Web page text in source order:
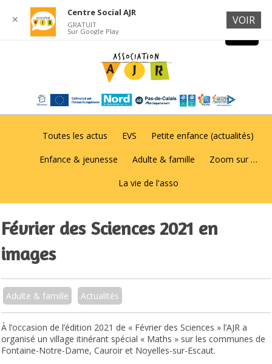
Toutes les actus EVS Petite enfance (actualités)
Enfance & jeunesse Adulte & famille Zoom sur …
La vie de l'asso
Février des Sciences 2021 en
images
Adulte & famille Actualités
À l’occasion de l’édition 2021 de « Février des Sciences » l’AJR a
organisé un village itinérant spécial « Maths » sur les communes de
Fontaine-Notre-Dame, Cauroir et Noyelles-sur-Escaut.
✕
Centre Social AJR
GRATUIT
Sur Google Play
VOIR